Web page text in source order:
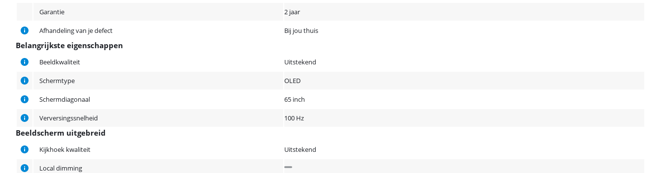
Garantie 2 jaar
Afhandeling van je defect Bij jou thuis
Belangrijkste eigenschappen
Belangrijkste eigenschappen
Beeldkwaliteit Uitstekend
Schermtype OLED
Schermdiagonaal 65 inch
Verversingssnelheid 100 Hz
Beeldscherm uitgebreid
Beeldscherm uitgebreid
Kijkhoek kwaliteit Uitstekend
Local dimming